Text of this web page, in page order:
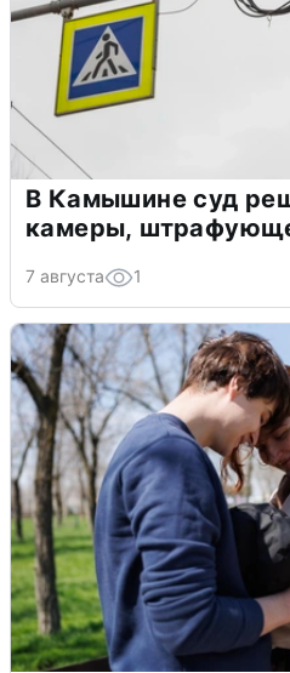
В Камышине суд
камеры,
7 августа 1